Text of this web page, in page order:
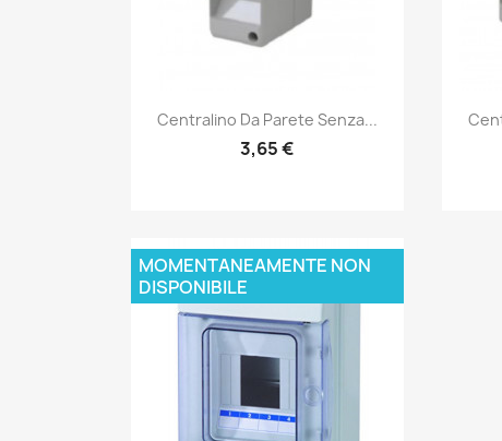
Anteprima
Centralino Da Parete Senza...
3,65 €
MOMENTANEAMENTE NON
DISPONIBILE